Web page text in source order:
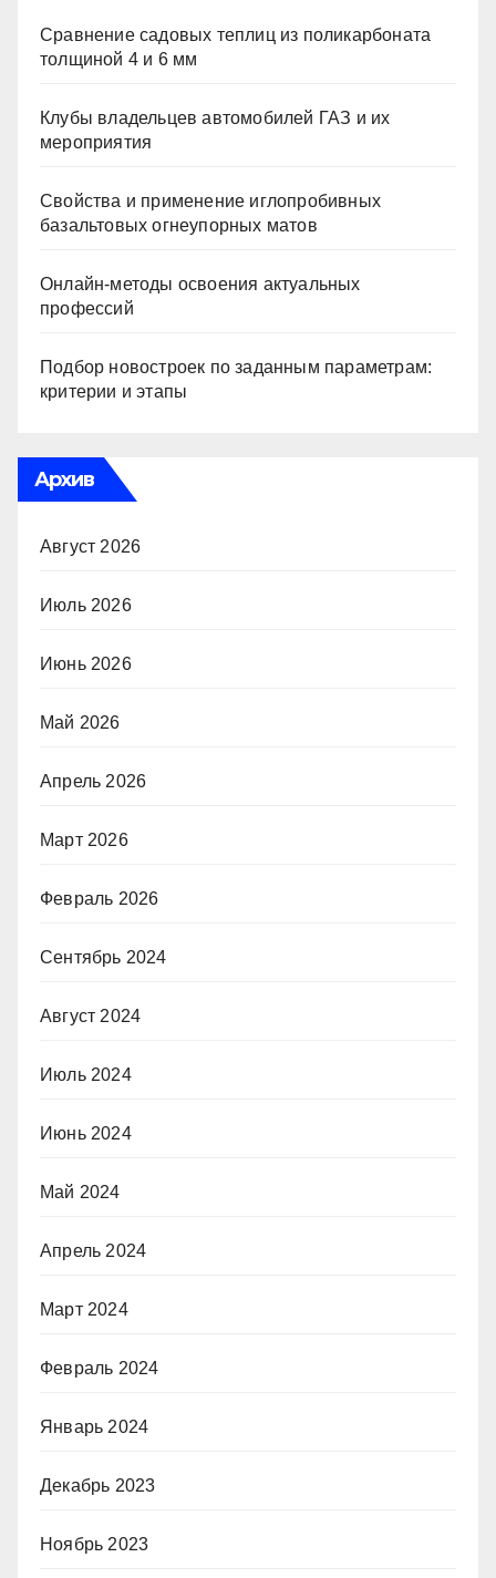
Сравнение садовых теплиц из поликарбоната
толщиной 4 и 6 мм
Клубы владельцев автомобилей ГАЗ и их
мероприятия
Свойства и применение иглопробивных
базальтовых огнеупорных матов
Онлайн-методы освоения актуальных
профессий
Подбор новостроек по заданным параметрам:
критерии и этапы
Архив
Август 2026
Июль 2026
Июнь 2026
Май 2026
Апрель 2026
Март 2026
Февраль 2026
Сентябрь 2024
Август 2024
Июль 2024
Июнь 2024
Май 2024
Апрель 2024
Март 2024
Февраль 2024
Январь 2024
Декабрь 2023
Ноябрь 2023